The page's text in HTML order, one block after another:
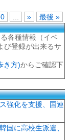
» 最後 »
各種情報（イベ
び登録が出来るサ
き方)からご確認下
強化を支援、国連
国に高校生派遣、